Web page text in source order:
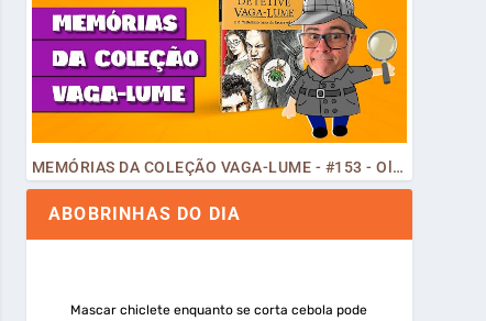
MEMÓRIAS DA COLEÇÃO VAGA-LUME - #153 - Olá, Curiosos! 2023
ABOBRINHAS DO DIA
Mascar chiclete enquanto se corta cebola pode